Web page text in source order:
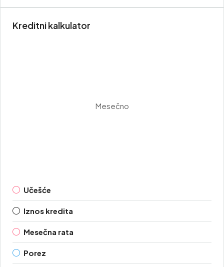
Kreditni kalkulator
Mesečno
Učešće
Iznos kredita
Mesečna rata
Porez